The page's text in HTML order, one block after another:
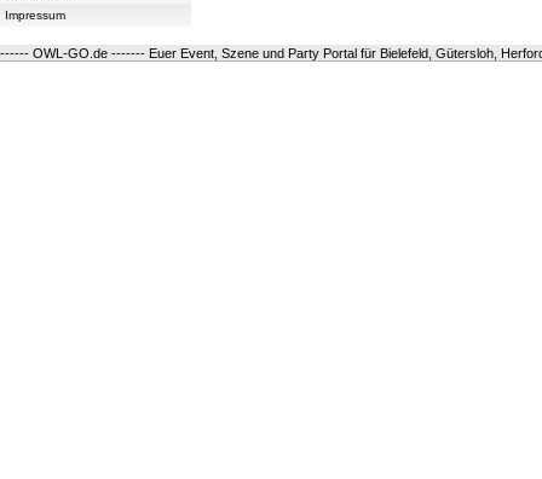
Impressum
------ OWL-GO.de ------- Euer Event, Szene und Party Portal für Bielefeld, Gütersloh,